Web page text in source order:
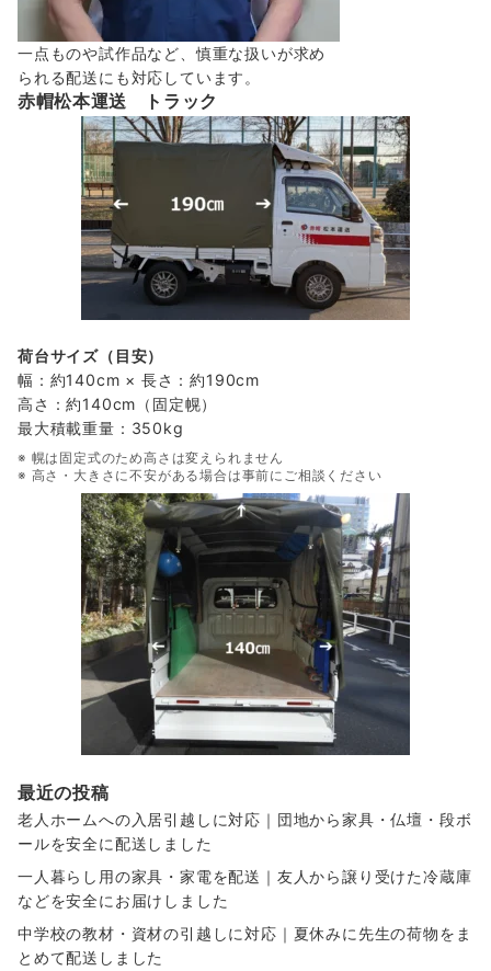
一点ものや試作品など、慎重な扱いが求め
られる配送にも対応しています。
赤帽松本運送 トラック
荷台サイズ（目安）
幅：約140cm × 長さ：約190cm
高さ：約140cm（固定幌）
最大積載重量：350kg
※ 幌は固定式のため高さは変えられません
※ 高さ・大きさに不安がある場合は事前にご相談ください
最近の投稿
老人ホームへの入居引越しに対応｜団地から家具・仏壇・段ボ
ールを安全に配送しました
一人暮らし用の家具・家電を配送｜友人から譲り受けた冷蔵庫
などを安全にお届けしました
中学校の教材・資材の引越しに対応｜夏休みに先生の荷物をま
とめて配送しました